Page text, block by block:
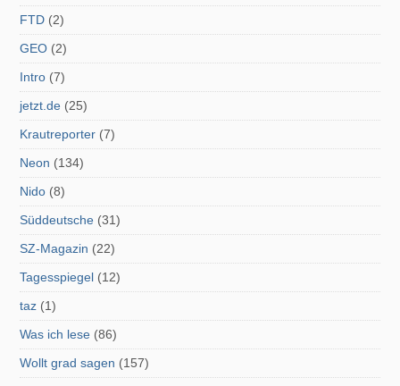
FTD (2)
GEO (2)
Intro (7)
jetzt.de (25)
Krautreporter (7)
Neon (134)
Nido (8)
Süddeutsche (31)
SZ-Magazin (22)
Tagesspiegel (12)
taz (1)
Was ich lese (86)
Wollt grad sagen (157)